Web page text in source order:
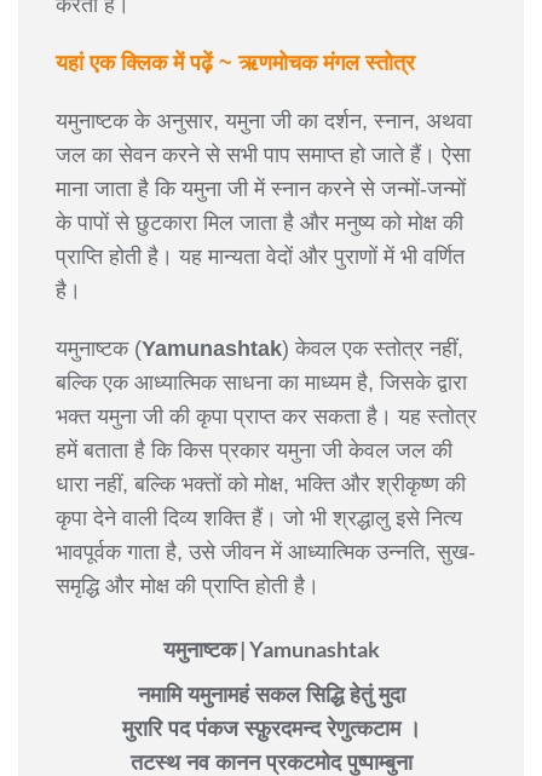
यहां एक क्लिक में पढ़ें ~ ऋणमोचक मंगल स्तोत्र
यमुनाष्टक के अनुसार, यमुना जी का दर्शन, स्नान, अथवा
जल का सेवन करने से सभी पाप समाप्त हो जाते हैं। ऐसा
माना जाता है कि यमुना जी में स्नान करने से जन्मों-जन्मों
के पापों से छुटकारा मिल जाता है और मनुष्य को मोक्ष की
प्राप्ति होती है। यह मान्यता वेदों और पुराणों में भी वर्णित
है।
यमुनाष्टक (Yamunashtak) केवल एक स्तोत्र नहीं,
बल्कि एक आध्यात्मिक साधना का माध्यम है, जिसके द्वारा
भक्त यमुना जी की कृपा प्राप्त कर सकता है। यह स्तोत्र
हमें बताता है कि किस प्रकार यमुना जी केवल जल की
धारा नहीं, बल्कि भक्तों को मोक्ष, भक्ति और श्रीकृष्ण की
कृपा देने वाली दिव्य शक्ति हैं। जो भी श्रद्धालु इसे नित्य
भावपूर्वक गाता है, उसे जीवन में आध्यात्मिक उन्नति, सुख-
समृद्धि और मोक्ष की प्राप्ति होती है।
यमुनाष्टक | Yamunashtak
नमामि यमुनामहं सकल सिद्धि हेतुं मुदा
मुरारि पद पंकज स्फ़ुरदमन्द रेणुत्कटाम ।
तटस्थ नव कानन प्रकटमोद पुष्पाम्बुना